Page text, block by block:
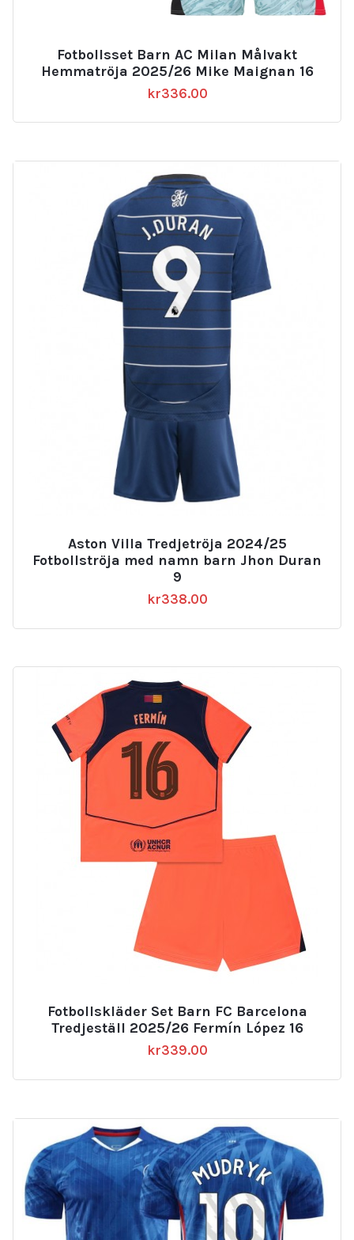
Fotbollsset Barn AC Milan Målvakt
Hemmatröja 2025/26 Mike Maignan 16
kr336.00
Aston Villa Tredjetröja 2024/25
Fotbollströja med namn barn Jhon Duran
9
kr338.00
Fotbollskläder Set Barn FC Barcelona
Tredjeställ 2025/26 Fermín López 16
kr339.00